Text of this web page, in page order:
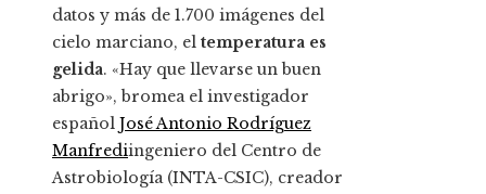
datos y más de 1.700 imágenes del
cielo marciano, el temperatura es
gelida. «Hay que llevarse un buen
abrigo», bromea el investigador
español José Antonio Rodríguez
Manfrediingeniero del Centro de
Astrobiología (INTA-CSIC), creador